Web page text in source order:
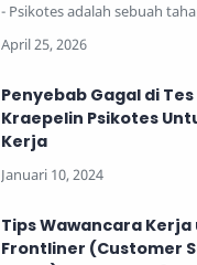
- Psikotes adalah sebuah
Penyebab Gagal di
Kraepelin Psikotes
Kerja
Tips Wawancara
Frontliner (Customer